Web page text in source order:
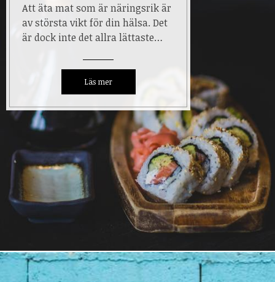
Att äta mat som är näringsrik är
av största vikt för din hälsa. Det
är dock inte det allra lättaste…